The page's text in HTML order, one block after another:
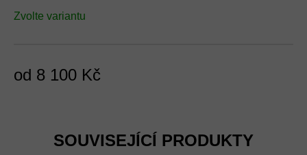
od 8 100 Kč
Zvolte variantu
SOUVISEJÍCÍ PRODUKTY